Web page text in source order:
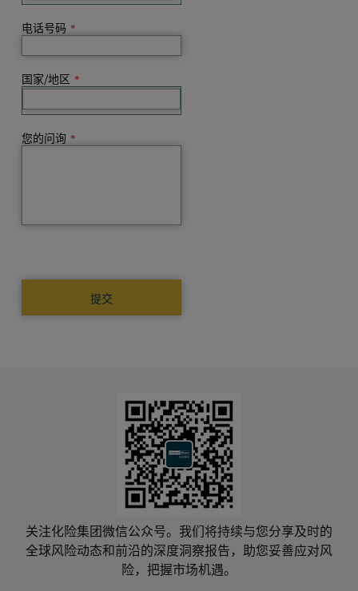
电话号码 *
国家/地区 *
您的问询 *
关注化险集团微信公众号。我们将持续与您分享及时的
全球风险动态和前沿的深度洞察报告，助您妥善应对风
险，把握市场机遇。